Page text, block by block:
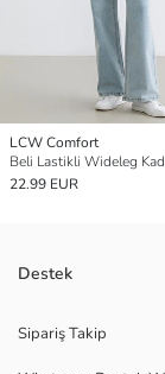
LCW Comfort
Beli Lastikli Wideleg
22.99 EUR
Destek
Sipariş Takip